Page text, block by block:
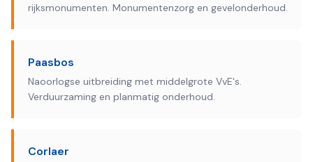
rijksmonumenten. Monumentenzorg en gevelonderhoud.
Paasbos
Naoorlogse uitbreiding met middelgrote VvE's.
Verduurzaming en planmatig onderhoud.
Corlaer